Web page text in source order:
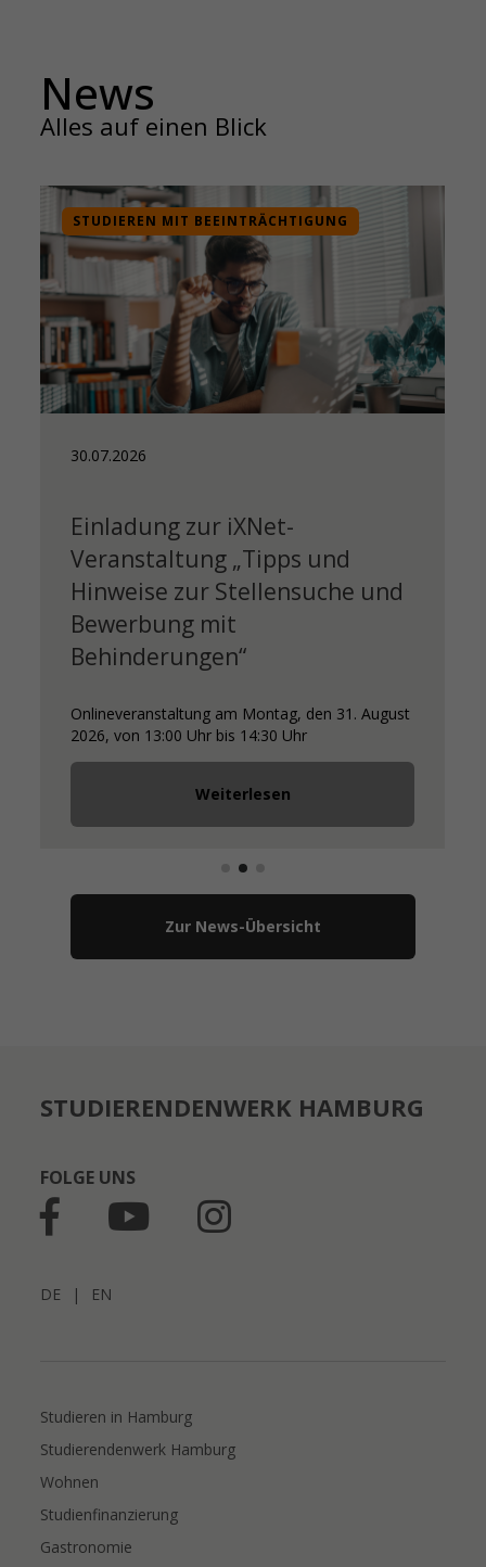
News
Alles auf einen Blick
28.07.2026
Euer Wochenende bekommt
Nachschlag!
Mensa BLS ab September auch samstags
geöffnet!
Weiterlesen
Zur News-Übersicht
STUDIERENDENWERK HAMBURG
FOLGE UNS
DE | EN
Studieren in Hamburg
Studierendenwerk Hamburg
Wohnen
Studienfinanzierung
Gastronomie